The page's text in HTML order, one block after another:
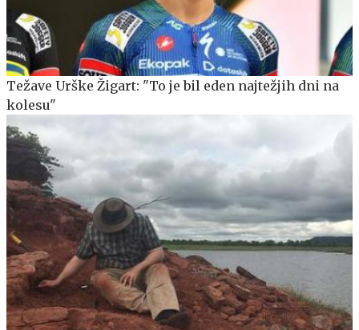
Težave Urške Žigart: "To je bil eden najtežjih dni na
kolesu"